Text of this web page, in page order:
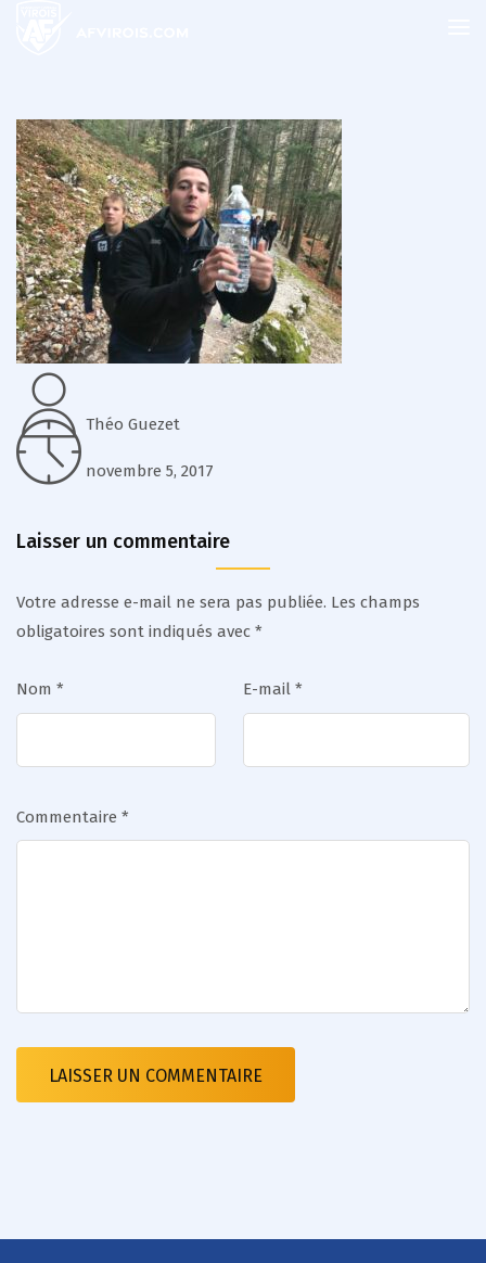
Théo Guezet
novembre 5, 2017
Laisser un commentaire
Votre adresse e-mail ne sera pas publiée. Les champs
obligatoires sont indiqués avec *
Nom * E-mail *
Commentaire *